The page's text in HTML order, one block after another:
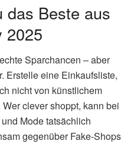
das Beste aus
2025
Sparchancen – aber
Erstelle eine Einkaufsliste,
nicht von künstlichem
clever shoppt, kann bei
Mode tatsächlich
gegenüber Fake-Shops